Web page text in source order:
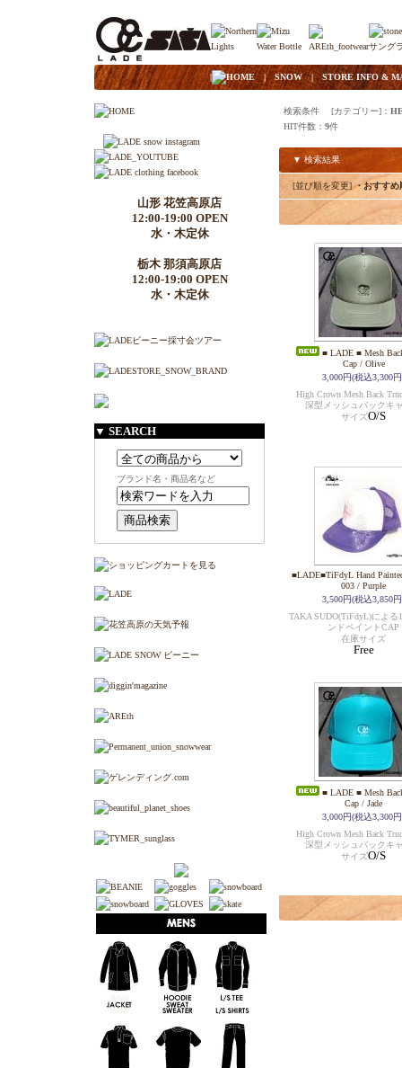
| HOME|SNOW| STORE INFO &
山形 花笠高原店
12:00-19:00 OPEN
水・木定休
栃木 那須高原店
12:00-19:00 OPEN
水・木定休
▼ SEARCH
ブランド名・商品名など
検索条件 [カテゴリー]：
HIT件数： 9件
▼ 検索結果
[並び順を変更]・おすすめ
■ LADE ■ Mesh
Cap / Olive
3,000円(税込3,300
High Crown Mesh Back
深型メッシュバックキ
サイズO/S
■LADE■TiFdyL Hand
003 / Purple
3,500円(税込3,850
TAKA SUDO(TiFdyL)による
ンドペイントCAP
在庫サイズ
Free
■ LADE ■ Mesh
Cap / Jade
3,000円(税込3,300
High Crown Mesh Back
深型メッシュバックキ
サイズO/S